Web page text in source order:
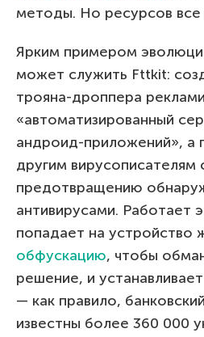
методы. Но ресурсов все
Ярким примером
может служить Fttkit:
трояна-дроппера
«автоматизированный
андроид-приложений», а
другим вирусописателям
предотвращению
антивирусами. Работает
попадает на устройство
обфускацию, чтобы
решение, и
— как правило,
известны более 360 000